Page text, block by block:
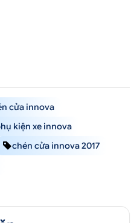
cửa innova
kiện xe innova
chén cửa innova 2017